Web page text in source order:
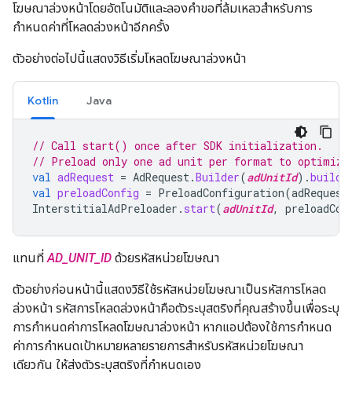
โฆษณาล่วงหน้าโดยอัตโนมัติและลองคำขอที่ล้มเหลวสำหรับการ
กำหนดค่าที่โหลดล่วงหน้าอีกครั้ง
ตัวอย่างต่อไปนี้แสดงวิธีเริ่มโหลดโฆษณาล่วงหน้า
Kotlin Java
// Call start() once after SDK initialization.
// Preload only one ad unit per format to optimize
val adRequest = AdRequest.Builder(adUnitId).build
val preloadConfig = PreloadConfiguration(adRequest
InterstitialAdPreloader . start(adUnitId,
แทนที่AD_UNIT_ID ด้วยรหัสหน่วยโฆษณา
ตัวอย่างก่อนหน้านี้แสดงวิธีใช้รหัสหน่วยโฆษณาเป็นรหัสการโหลด
ล่วงหน้า รหัสการโหลดล่วงหน้าคือตัวระบุสตริงที่คุณสร้างขึ้นเพื่อระบุ
การกำหนดค่าการโหลดโฆษณาล่วงหน้า หากแอปต้องใช้การกำหนด
ค่าการกำหนดเป้าหมายหลายรายการสำหรับรหัสหน่วยโฆษณา
เดียวกัน ให้ส่งตัวระบุสตริงที่กำหนดเอง